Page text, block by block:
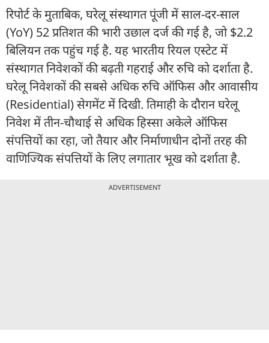
रिपोर्ट के मुताबिक, घरेलू संस्थागत पूंजी में साल-दर-साल
(YoY) 52 प्रतिशत की भारी उछाल दर्ज की गई है, जो $2.2
बिलियन तक पहुंच गई है. यह भारतीय रियल एस्टेट में
संस्थागत निवेशकों की बढ़ती गहराई और रुचि को दर्शाता है.
घरेलू निवेशकों की सबसे अधिक रुचि ऑफिस और आवासीय
(Residential) सेगमेंट में दिखी. तिमाही के दौरान घरेलू
निवेश में तीन-चौथाई से अधिक हिस्सा अकेले ऑफिस
संपत्तियों का रहा, जो तैयार और निर्माणाधीन दोनों तरह की
वाणिज्यिक संपत्तियों के लिए लगातार भूख को दर्शाता है.
ADVERTISEMENT